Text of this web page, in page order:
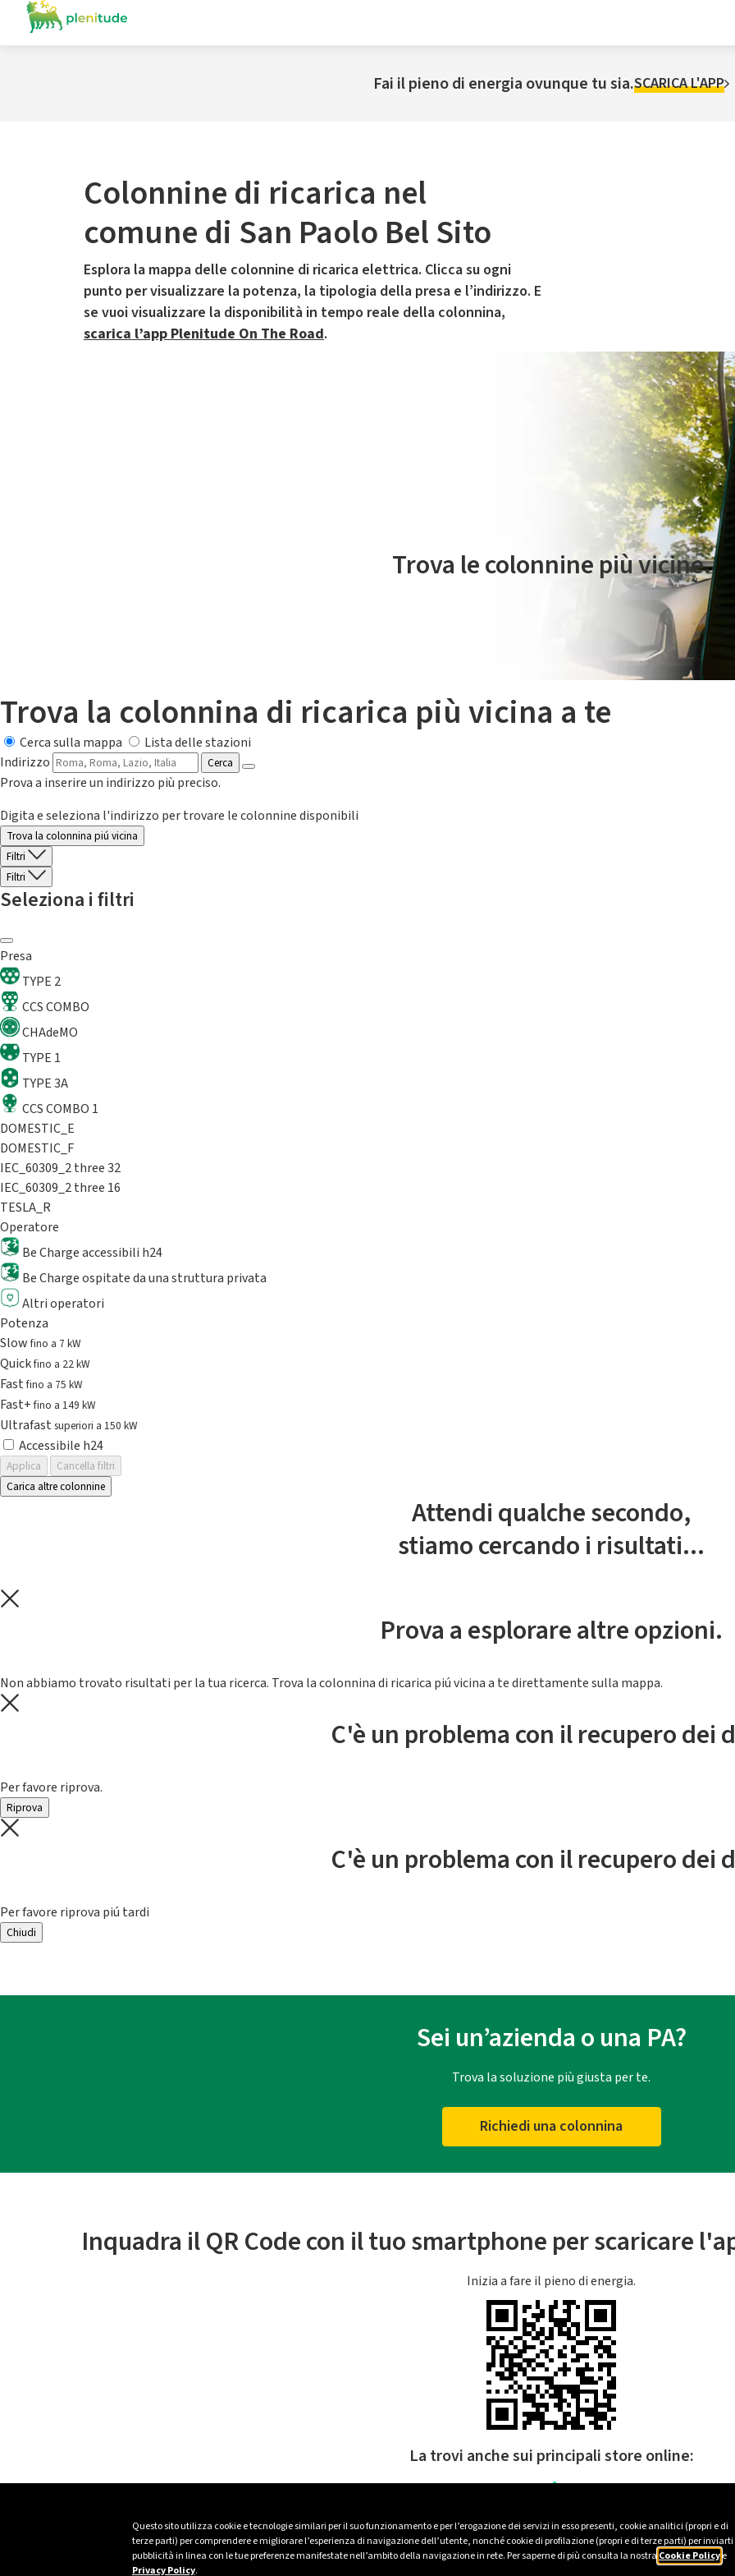
Questo sito utilizza cookie e tecnologie similari per il suo funzionamento e per l’erogazione dei servizi in esso presenti, cookie analitici (propri e di
terze parti) per comprendere e migliorare l’esperienza di navigazione dell’utente, nonché cookie di profilazione (propri e di terze parti) per inviarti
pubblicità in linea con le tue preferenze manifestate nell’ambito della navigazione in rete. Per saperne di più consulta la nostra Cookie Policye
Privacy Policy.
Fai il pieno di energia ovunque tu sia.SCARICA L'APP
Colonnine di ricarica nel
comune di San Paolo Bel Sito
Esplora la mappa delle colonnine di ricarica elettrica. Clicca su ogni
punto per visualizzare la potenza, la tipologia della presa e l’indirizzo. E
se vuoi visualizzare la disponibilità in tempo reale della colonnina,
scarica l’app Plenitude On The Road.
Il servizio di mobilità elettrica è gestito da Plenitude On The Road
Trova le colonnine più vicine.
Trova la colonnina di ricarica più vicina a te
Cerca sulla mappa
Lista delle stazioni
Indirizzo
Cerca
Prova a inserire un indirizzo più preciso.
Digita e seleziona l'indirizzo per trovare le colonnine disponibili
Trova la colonnina piú vicina
Filtri
Filtri
Seleziona i filtri
Presa
TYPE 2
CCS COMBO
CHAdeMO
TYPE 1
TYPE 3A
CCS COMBO 1
DOMESTIC_E
DOMESTIC_F
IEC_60309_2 three 32
IEC_60309_2 three 16
TESLA_R
Operatore
Be Charge accessibili h24
Be Charge ospitate da una struttura privata
Altri operatori
Potenza
Slowfino a 7 kW
Quickfino a 22 kW
Fastfino a 75 kW
Fast+fino a 149 kW
Ultrafast superiori a 150 kW
Accessibile h24
Applica
Cancella filtri
Carica altre colonnine
Attendi qualche secondo,
stiamo cercando i risultati...
Prova a esplorare altre opzioni.
Non abbiamo trovato risultati per la tua ricerca. Trova la colonnina di ricarica piú vicina a te direttamente sulla mappa.
C'è un problema con il recupero dei
Per favore riprova.
Riprova
C'è un problema con il recupero dei
Per favore riprova piú tardi
Chiudi
Sei un’azienda o una PA?
Trova la soluzione più giusta per te.
Richiedi una colonnina
Inquadra il QR Code con il tuo smartphone per scaricare
Inizia a fare il pieno di energia.
La trovi anche sui principali store online: